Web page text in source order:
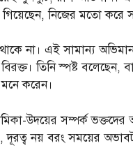
গিয়েছেন, নিজের মতো করে
না। এই সামান্য
তিনি স্পষ্ট
করেন।
উদয়ের সম্পর্ক ভক্তদের
নয় বরং সময়ের